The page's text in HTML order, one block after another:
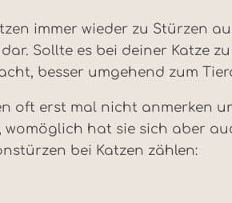
immer wieder zu Stürzen
Sollte es bei deiner Katze
besser umgehend zum
oft erst mal nicht anmerken
womöglich hat sie sich aber
bei Katzen zählen: